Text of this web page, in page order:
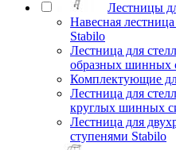
Лестницы
Навесная
Stabilo
Лестница для
образных шинных
Комплектующие
Лестница для
круглых шинных
Лестница для
ступенями Stabilo